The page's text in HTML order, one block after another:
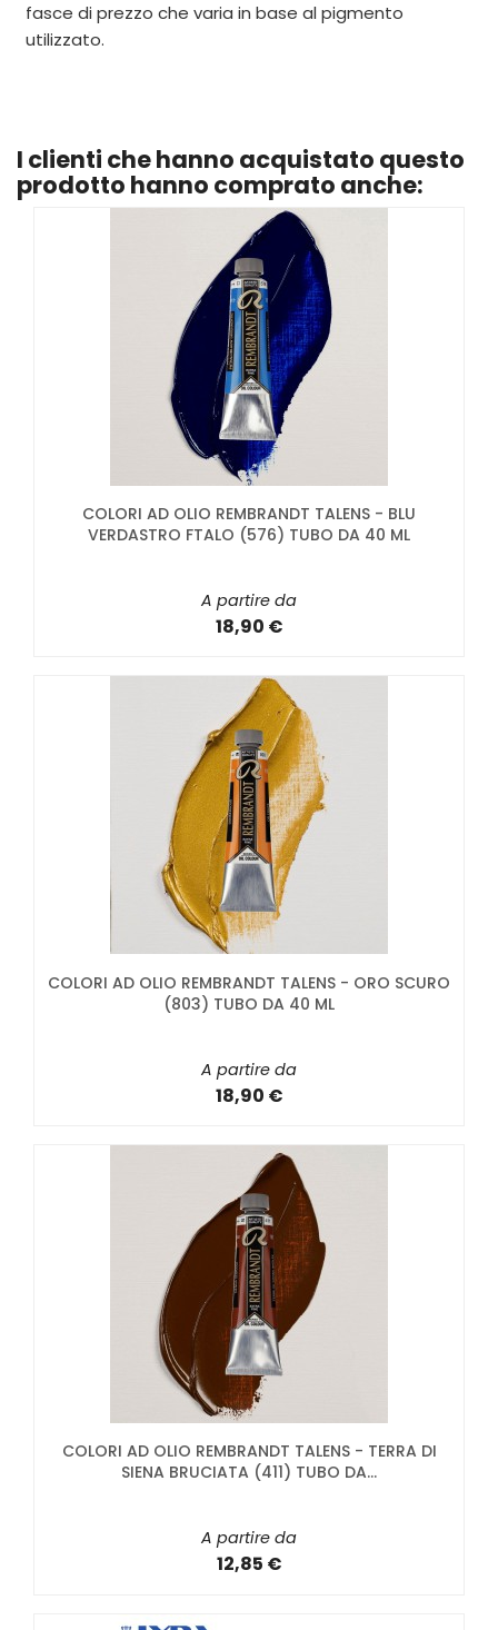
fasce di prezzo che varia in base al pigmento
utilizzato.
I clienti che hanno acquistato questo
prodotto hanno comprato anche:
COLORI AD OLIO REMBRANDT TALENS - BLU
VERDASTRO FTALO (576) TUBO DA 40 ML
A partire da
18,90 €
COLORI AD OLIO REMBRANDT TALENS - ORO SCURO
(803) TUBO DA 40 ML
A partire da
18,90 €
COLORI AD OLIO REMBRANDT TALENS - TERRA DI
SIENA BRUCIATA (411) TUBO DA...
A partire da
12,85 €